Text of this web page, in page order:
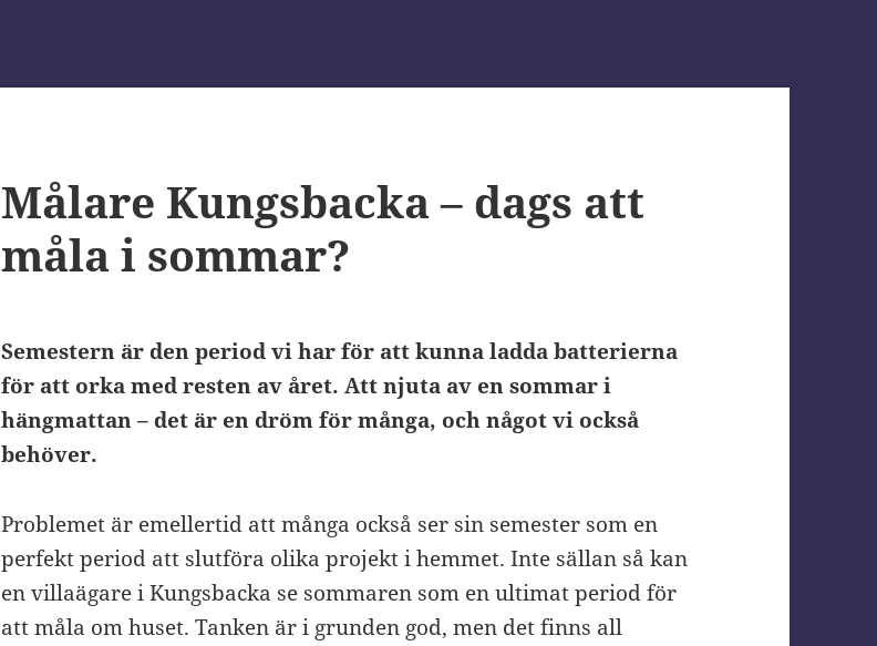
Målare Kungsbacka – dags att
måla i sommar?
Semestern är den period vi har för att kunna ladda batterierna
för att orka med resten av året. Att njuta av en sommar i
hängmattan – det är en dröm för många, och något vi också
behöver.
Problemet är emellertid att många också ser sin semester som en
perfekt period att slutföra olika projekt i hemmet. Inte sällan så kan
en villaägare i Kungsbacka se sommaren som en ultimat period för
att måla om huset. Tanken är i grunden god, men det finns all